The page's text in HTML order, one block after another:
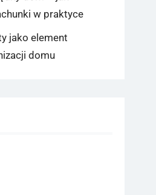
w praktyce
jako element
domu